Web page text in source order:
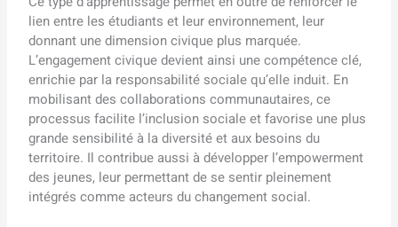
lien entre les étudiants et leur environnement, leur
donnant une dimension civique plus marquée.
L’engagement civique devient ainsi une compétence clé,
enrichie par la responsabilité sociale qu’elle induit. En
mobilisant des collaborations communautaires, ce
processus facilite l’inclusion sociale et favorise une plus
grande sensibilité à la diversité et aux besoins du
territoire. Il contribue aussi à développer l’empowerment
des jeunes, leur permettant de se sentir pleinement
intégrés comme acteurs du changement social.